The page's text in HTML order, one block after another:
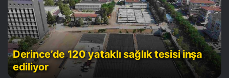
Derince’de 120 yataklı sağlık tesisi inşa
ediliyor